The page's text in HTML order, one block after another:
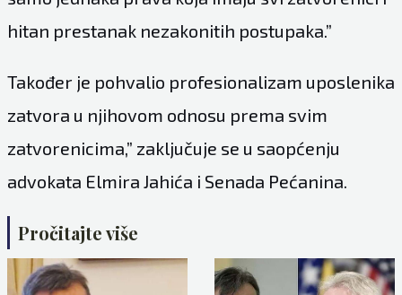
hitan prestanak nezakonitih postupaka.”
Također je pohvalio profesionalizam uposlenika
zatvora u njihovom odnosu prema svim
zatvorenicima,” zaključuje se u saopćenju
advokata Elmira Jahića i Senada Pećanina.
Pročitajte više